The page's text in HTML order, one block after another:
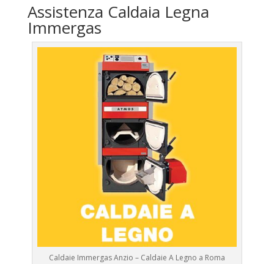
Assistenza Caldaia Legna
Immergas
Caldaie Immergas Anzio – Caldaie A Legno a Roma